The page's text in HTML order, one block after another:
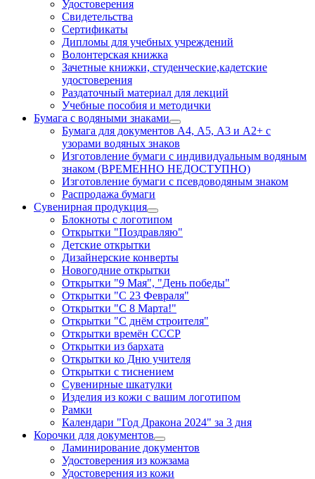
Удостоверения
Свидетельства
Сертификаты
Дипломы для учебных учреждений
Волонтерская книжка
Зачетные книжки, студенческие,кадетские
удостоверения
Раздаточный материал для лекций
Учебные пособия и методички
Бумага с водяными знаками
Бумага для документов А4, А5, А3 и А2+ с
узорами водяных знаков
Изготовление бумаги с индивидуальным водяным
знаком (ВРЕМЕННО НЕДОСТУПНО)
Изготовление бумаги с псевдоводяным знаком
Распродажа бумаги
Сувенирная продукция
Блокноты с логотипом
Открытки "Поздравляю"
Детские открытки
Дизайнерские конверты
Новогодние открытки
Открытки "9 Мая", "День победы"
Открытки "С 23 Февраля"
Открытки "С 8 Марта!"
Открытки "С днём строителя"
Открытки времён СССР
Открытки из бархата
Открытки ко Дню учителя
Открытки с тиснением
Сувенирные шкатулки
Изделия из кожи с вашим логотипом
Рамки
Календари "Год Дракона 2024" за 3 дня
Корочки для документов
Ламинирование документов
Удостоверения из кожзама
Удостоверения из кожи